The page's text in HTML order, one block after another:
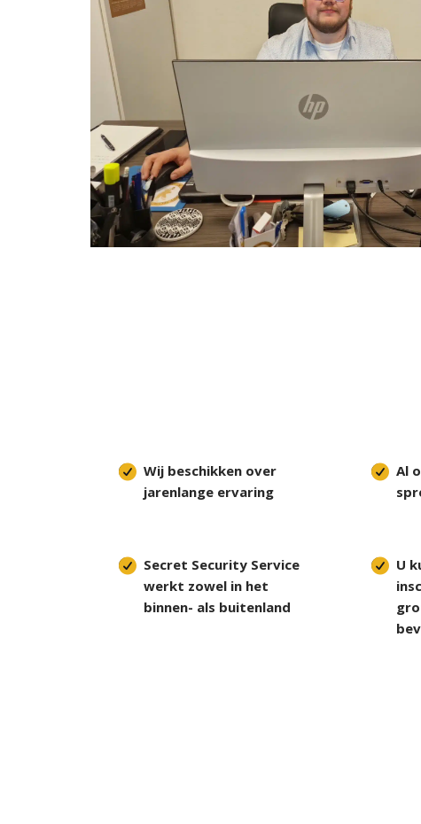
Wij beschikken over
jarenlange ervaring
Al
Secret Security Service
werkt zowel in het
binnen- als buitenland
U